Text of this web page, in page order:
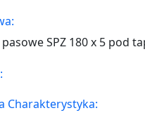
pasowe SPZ 180 x 5 pod
Charakterystyka: